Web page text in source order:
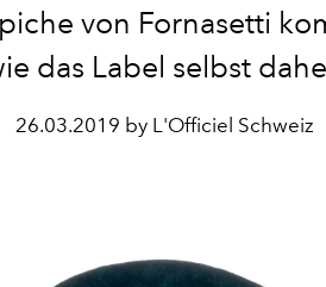
von Fornasetti
das Label selbst
26.03.2019 by L'Officiel Schweiz